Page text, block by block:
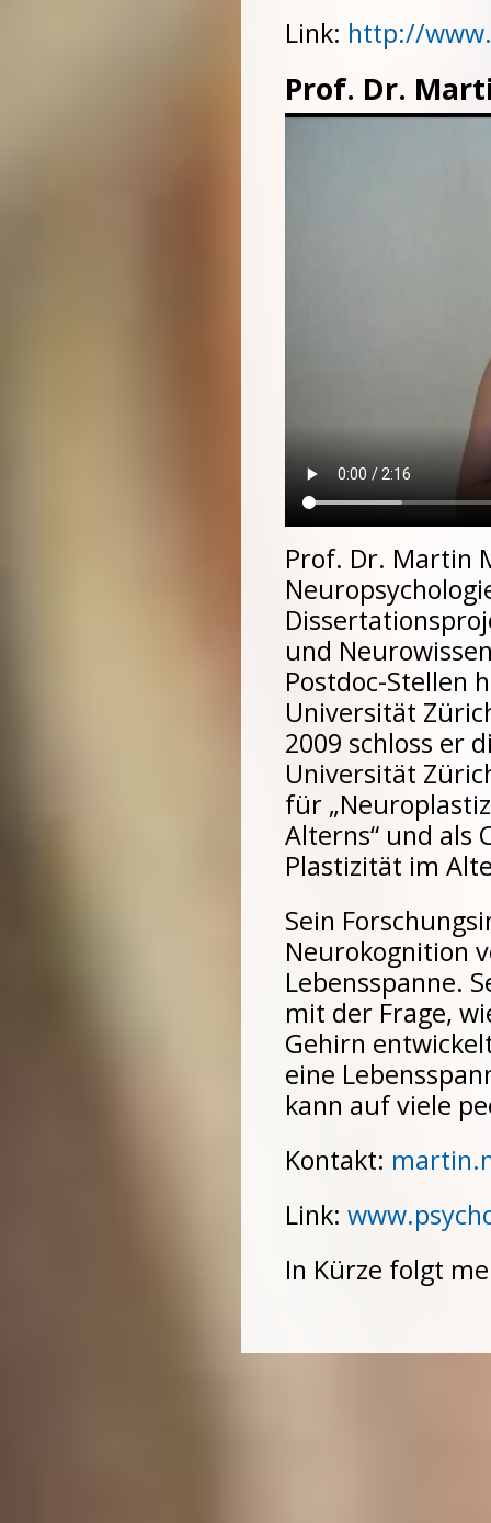
Link: http://
Prof. Dr.
Prof. Dr. Martin
und
Postdoc-Stellen
Universität
2009 schloss er
Universität
für
Alterns“ und als
Plastizität im
Sein
Neurokognition
Lebensspanne.
mit der Frage,
Gehirn
eine
kann auf viele
Kontakt:
Link:
In Kürze folgt